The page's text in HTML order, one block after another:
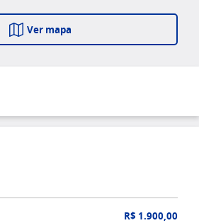
Ver mapa
R$ 1.900,00